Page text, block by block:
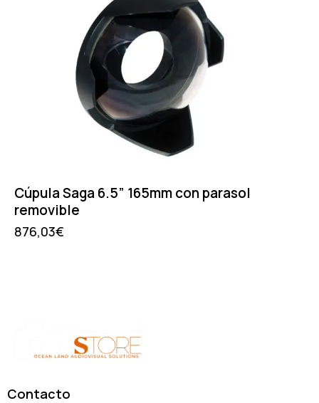
Cúpula Saga 6.5” 165mm con parasol
removible
876,03€
Contacto